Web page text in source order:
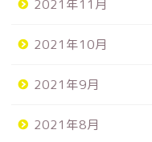
2021年11月
2021年10月
2021年9月
2021年8月